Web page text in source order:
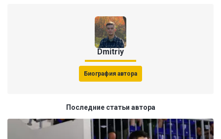
Dmitriy
Биография автора
Последние статьи автора